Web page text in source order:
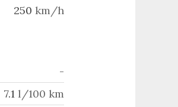
250 km/h
-
7.1 l/100 km